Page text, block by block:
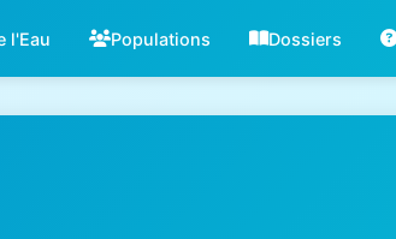
l'Eau Populations Dossiers